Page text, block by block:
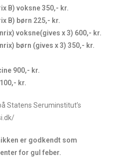
B) voksne 350,- kr.
B) børn 225,- kr.
voksne(gives x 3) 600,- kr.
børn (gives x 3) 350,- kr.
900,- kr.
kr.
Statens Seruminstitut’s
er godkendt som
for gul feber.